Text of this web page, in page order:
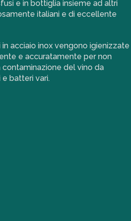
e in bottiglia insieme ad altri
italiani e di eccellente
acciaio inox vengono igienizzate
e accuratamente per non
del vino da
batteri vari.